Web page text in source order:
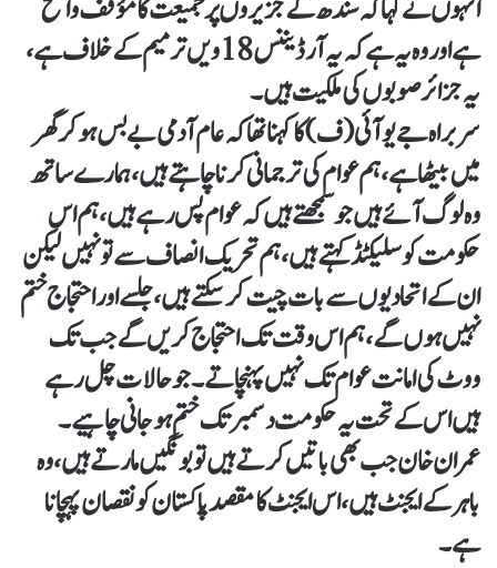
انہوں نے کہا کہ سندھ کے جزیروں پر جمیعت کا مؤقف واضح
ہے اور وہ یہ ہے کہ یہ آرڈیننس 18 ویں ترمیم کے خلاف ہے،
یہ جزائر صوبوں کی ملکیت ہیں۔
سربراہ جے یو آئی (ف) کا کہنا تھا کہ عام آدمی بے بس ہوکر گھر
میں بیٹھا ہے، ہم عوام کی ترجمانی کرنا چاہتے ہیں، ہمارے ساتھ
وہ لوگ آئے ہیں جو سمجھتے ہیں کہ عوام پس رہے ہیں، ہم اس
حکومت کو سلیکٹڈ کہتے ہیں، ہم تحریک انصاف سے تو نہیں لیکن
ان کے اتحادیوں سے بات چیت کرسکتے ہیں، جلسے اور احتجاج ختم
نہیں ہوں گے، ہم اس وقت تک احتجاج کریں گے جب تک
ووٹ کی امانت عوام تک نہیں پہنچاتے۔ جو حالات چل رہے
ہیں اس کے تحت یہ حکومت دسمبر تک ختم ہوجانی چاہیے۔
عمران خان جب بھی باتیں کرتے ہیں تو بونگیں مارتے ہیں، وہ
باہر کے ایجنٹ ہیں، اس ایجنٹ کا مقصد پاکستان کو نقصان پہچانا
ہے۔